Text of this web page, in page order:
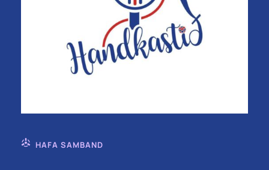
HAFA SAMBAND